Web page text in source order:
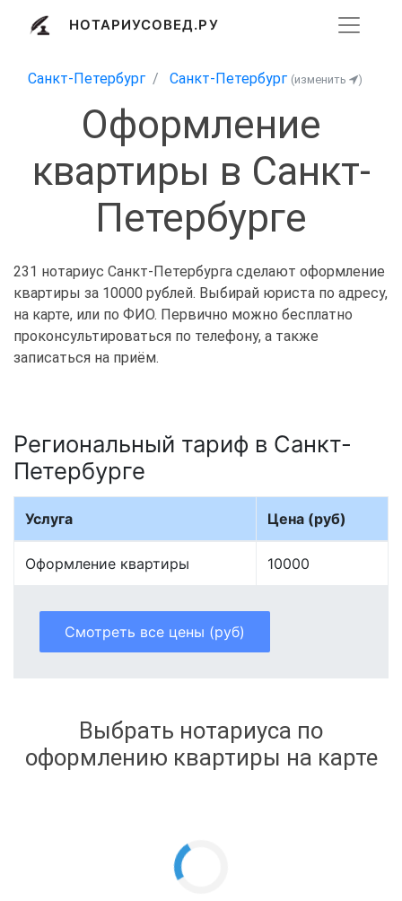
НОТАРИУСОВЕД.РУ
Санкт-Петербург Санкт-Петербург (изменить )
Оформление
квартиры в Санкт-
Петербурге
231 нотариус Санкт-Петербурга сделают оформление
квартиры за 10000 рублей. Выбирай юриста по адресу,
на карте, или по ФИО. Первично можно бесплатно
проконсультироваться по телефону, а также
записаться на приём.
Региональный тариф в Санкт-
Петербурге
Услуга Цена (руб)
Оформление квартиры 10000
Смотреть все цены (руб)
Выбрать нотариуса по
оформлению квартиры на карте